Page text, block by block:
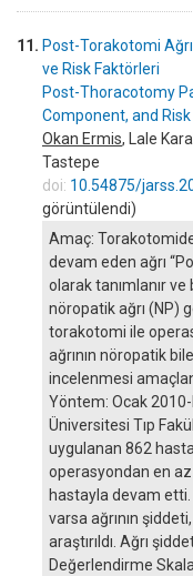
11. Post-Torakotomi
ve Risk Faktörleri
Post-Thoracotomy
Component, and
Okan Ermis, Lale
Tastepe
doi: 10.54875/
görüntülendi)
Amaç:
devam eden ağrı
olarak tanımlanır ve
nöropatik ağrı (NP)
torakotomi ile
ağrının nöropatik
incelenmesi
Yöntem: Ocak
Üniversitesi Tıp
uygulanan 862 hasta
operasyondan en
hastayla devam etti.
varsa ağrının
araştırıldı. Ağrı
Değerlendirme